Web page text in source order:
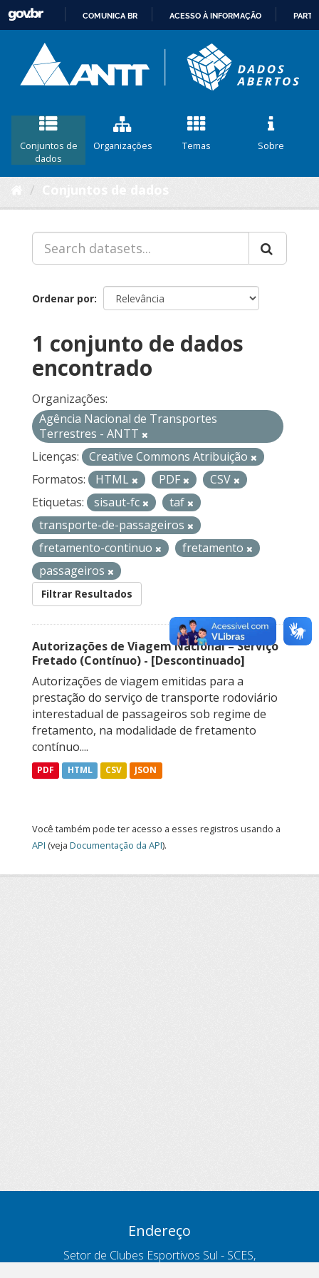
CONTEÚDO
COMUNICA BR ACESSO À INFORMAÇÃO
Conjuntos de
dados
Organizações Temas Sobre
Ordenar por
1 conjunto de dados
encontrado
Organizações:
Agência Nacional de Transportes
Terrestres - ANTT
Licenças:
Creative Commons Atribuição
Formatos:
HTML PDF
CSV
Etiquetas:
sisaut-fc
taf
transporte-de-passageiros
fretamento-continuo
fretamento
passageiros
Filtrar Resultados
Autorizações de Viagem Nacional – Serviço
Fretado (Contínuo) - [Descontinuado]
Autorizações de viagem emitidas para a
prestação do serviço de transporte rodoviário
interestadual de passageiros sob regime de
fretamento, na modalidade de fretamento
contínuo....
PDF HTML CSV JSON
Você também pode ter acesso a esses registros usando a
API (veja Documentação da API).
Endereço
Setor de Clubes Esportivos Sul - SCES,